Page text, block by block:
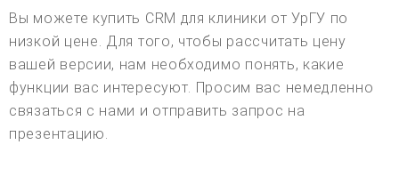
Вы можете купить CRM для клиники от УрГУ по
низкой цене. Для того, чтобы рассчитать цену
вашей версии, нам необходимо понять, какие
функции вас интересуют. Просим вас немедленно
связаться с нами и отправить запрос на
презентацию.